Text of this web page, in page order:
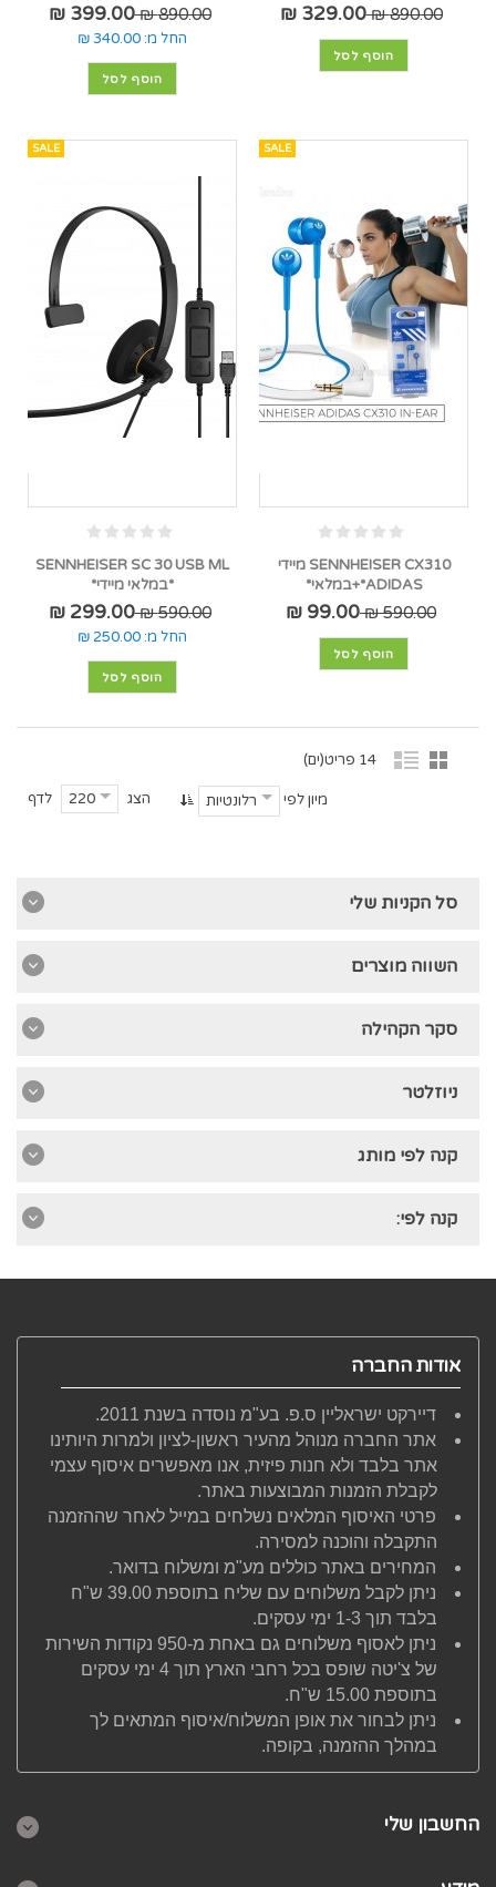
890.00 ₪
329.00 ₪
הוסף לסל
890.00 ₪
399.00 ₪
החל מ: 340.00 ₪
הוסף לסל
SALE
SENNHEISER CX310 מיידי
ADIDAS*+במלאי*
590.00 ₪
99.00 ₪
הוסף לסל
SALE
SENNHEISER SC 30 USB ML
*במלאי מיידי*
590.00 ₪
299.00 ₪
החל מ: 250.00 ₪
הוסף לסל
14 פריט(ים)
הצג 220 לדף מיון לפי רלונטיות
סל הקניות שלי
השווה מוצרים
סקר הקהילה
ניוזלטר
קנה לפי מותג
קנה לפי:
אודות החברה
דיירקט ישראליין ס.פ. בע"מ נוסדה בשנת 2011.
אתר החברה מנוהל מהעיר ראשון-לציון ולמרות היותינו
אתר בלבד ולא חנות פיזית, אנו מאפשרים איסוף עצמי
לקבלת הזמנות המבוצעות באתר.
פרטי האיסוף המלאים נשלחים במייל לאחר שההזמנה
התקבלה והוכנה למסירה.
המחירים באתר כוללים מע"מ ומשלוח בדואר.
ניתן לקבל משלוחים עם שליח בתוספת 39.00 ש"ח
בלבד תוך 1-3 ימי עסקים.
ניתן לאסוף משלוחים גם באחת מ-950 נקודות השירות
של צ'יטה שופס בכל רחבי הארץ תוך 4 ימי עסקים
בתוספת 15.00 ש"ח.
ניתן לבחור את אופן המשלוח/איסוף המתאים לך
במהלך ההזמנה, בקופה.
החשבון שלי